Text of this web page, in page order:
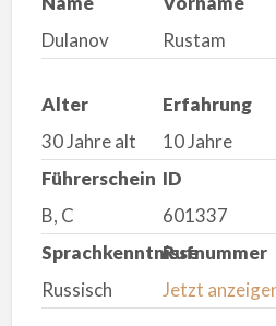
Dulanov
Rustam
Alter
30 Jahre alt
Erfahrung
10 Jahre
Führerschein
B, C
ID
601337
Sprachkenntnisse
Russisch
Rufnummer
Jetzt